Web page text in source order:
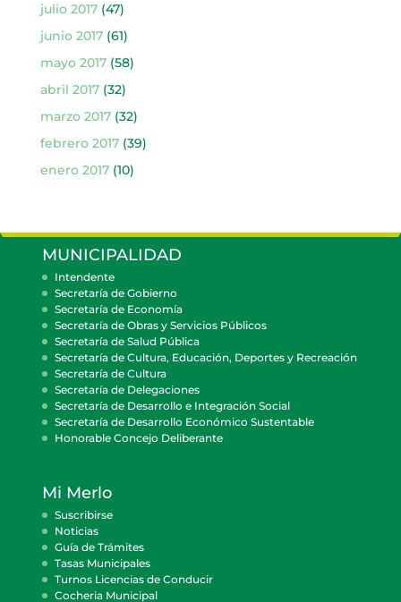
julio 2017(47)
junio 2017(61)
mayo 2017(58)
abril 2017(32)
marzo 2017(32)
febrero 2017(39)
enero 2017(10)
MUNICIPALIDAD
Intendente
Secretaría de Gobierno
Secretaría de Economía
Secretaría de Obras y Servicios Públicos
Secretaría de Salud Pública
Secretaría de Cultura, Educación, Deportes y Recreación
Secretaría de Cultura
Secretaría de Delegaciones
Secretaría de Desarrollo e Integración Social
Secretaría de Desarrollo Económico Sustentable
Honorable Concejo Deliberante
Mi Merlo
Suscribirse
Noticias
Guía de Trámites
Tasas Municipales
Turnos Licencias de Conducir
Cocheria Municipal